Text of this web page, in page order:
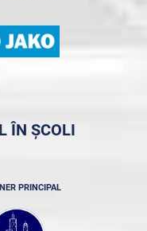
ÎN ȘCOLI
PRINCIPAL